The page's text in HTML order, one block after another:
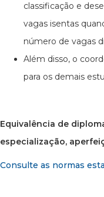
classificação e
vagas isentas
número de vagas
Além disso, o
para os demais
Equivalência de
especialização,
Consulte as normas